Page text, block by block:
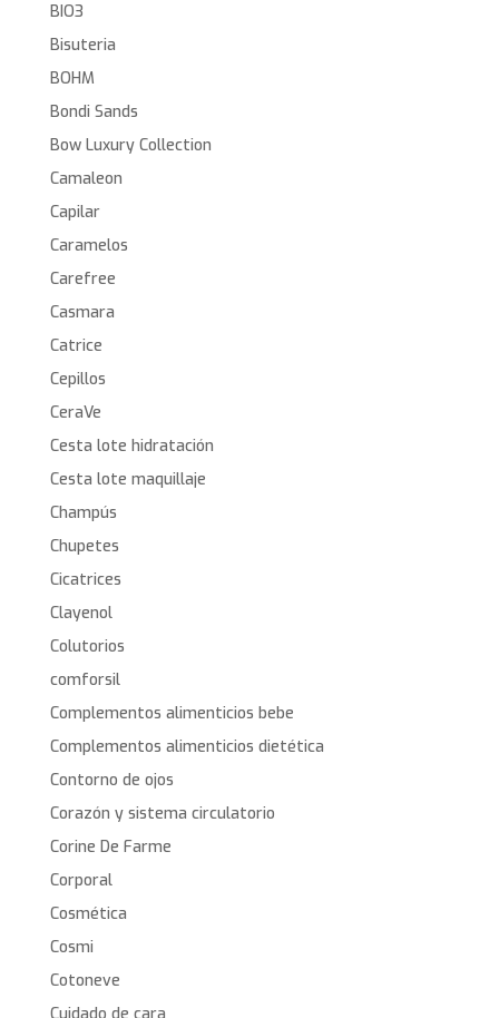
BIO3
Bisuteria
BOHM
Bondi Sands
Bow Luxury Collection
Camaleon
Capilar
Caramelos
Carefree
Casmara
Catrice
Cepillos
CeraVe
Cesta lote hidratación
Cesta lote maquillaje
Champús
Chupetes
Cicatrices
Clayenol
Colutorios
comforsil
Complementos alimenticios bebe
Complementos alimenticios dietética
Contorno de ojos
Corazón y sistema circulatorio
Corine De Farme
Corporal
Cosmética
Cosmi
Cotoneve